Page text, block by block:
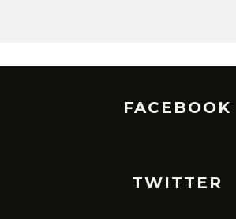
FACEBOOK
TWITTER